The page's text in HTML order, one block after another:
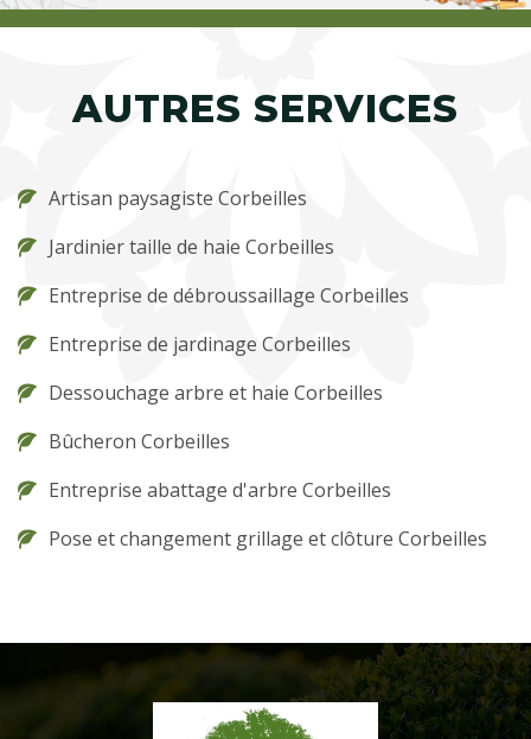
AUTRES SERVICES
Artisan paysagiste Corbeilles
Jardinier taille de haie Corbeilles
Entreprise de débroussaillage Corbeilles
Entreprise de jardinage Corbeilles
Dessouchage arbre et haie Corbeilles
Bûcheron Corbeilles
Entreprise abattage d'arbre Corbeilles
Pose et changement grillage et clôture Corbeilles